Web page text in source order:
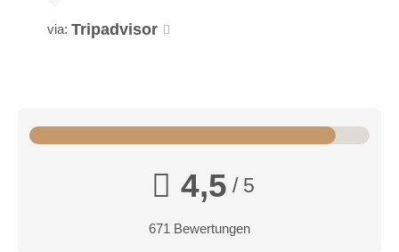
via: Tripadvisor
4,5 / 5
671 Bewertungen